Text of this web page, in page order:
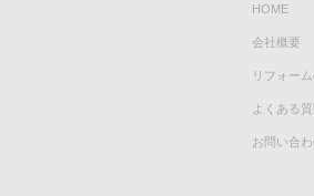
HOME
会社概要
リフォー
よくある質
お問い合わ